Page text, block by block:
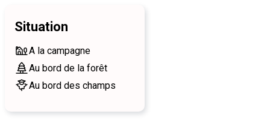
Situation
A la campagne
Au bord de la forêt
Au bord des champs